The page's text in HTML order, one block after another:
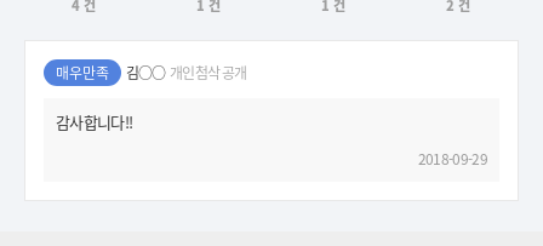
후기보기
4 건
후기보기
1 건
후기보기
1 건
후기보기
2 건
매우만족 김○○ 개인첨삭 공개
감사합니다!!
2018-09-29